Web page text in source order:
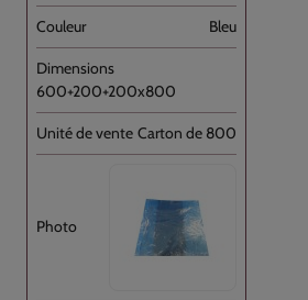
Bleu
600+200+200x800
Carton de 800